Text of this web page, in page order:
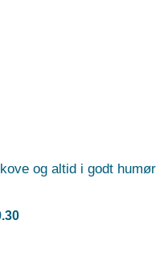
og altid i godt humør